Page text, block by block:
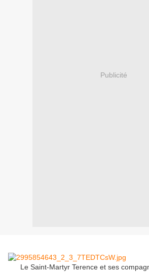
Publicité
Le Saint-Martyr Terence et ses